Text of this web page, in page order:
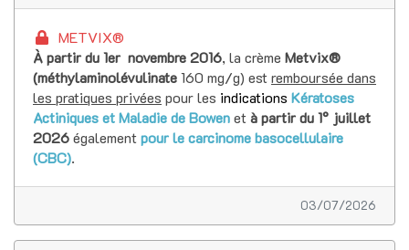
METVIX®
À partir du 1er novembre 2016, la crème Metvix®
(méthylaminolévulinate160 mg/g) estremboursée dans
les pratiques privées pour les indications Kératoses
Actiniques et Maladie de Bowenetà partir du 1° juillet
2026égalementpour lecarcinome basocellulaire
(CBC).
03/07/2026